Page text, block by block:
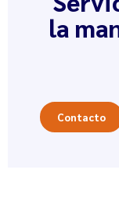
la
Contacto